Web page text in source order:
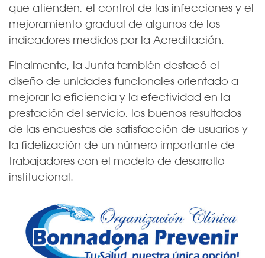
que atienden, el control de las infecciones y el
mejoramiento gradual de algunos de los
indicadores medidos por la Acreditación.
Finalmente, la Junta también destacó el
diseño de unidades funcionales orientado a
mejorar la eficiencia y la efectividad en la
prestación del servicio, los buenos resultados
de las encuestas de satisfacción de usuarios y
la fidelización de un número importante de
trabajadores con el modelo de desarrollo
institucional.